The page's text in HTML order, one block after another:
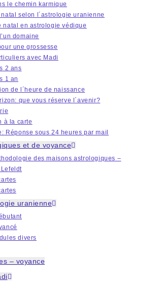
le chemin karmique
natal selon l´astrologie uranienne
natal en astrologie védique
domaine
une grossesse
avec Madi
2 ans
1 an
de l´heure de naissance
que vous réserve l´avenir?
à la carte
Réponse sous 24 heures par mail
et de voyance
des maisons astrologiques –
Lefeldt
uranienne
divers
– voyance